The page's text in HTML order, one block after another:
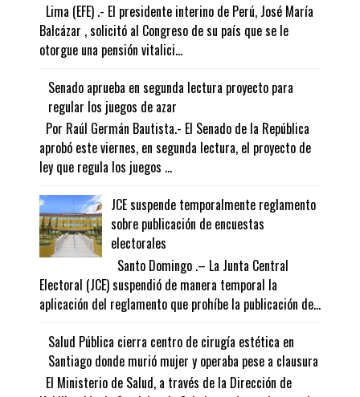
Lima (EFE) .- El presidente interino de Perú, José María
Balcázar , solicitó al Congreso de su país que se le
otorgue una pensión vitalici...
Senado aprueba en segunda lectura proyecto para
regular los juegos de azar
Por Raúl Germán Bautista.- El Senado de la República
aprobó este viernes, en segunda lectura, el proyecto de
ley que regula los juegos ...
JCE suspende temporalmente reglamento
sobre publicación de encuestas
electorales
Santo Domingo .– La Junta Central
Electoral (JCE) suspendió de manera temporal la
aplicación del reglamento que prohíbe la publicación de...
Salud Pública cierra centro de cirugía estética en
Santiago donde murió mujer y operaba pese a clausura
El Ministerio de Salud, a través de la Dirección de